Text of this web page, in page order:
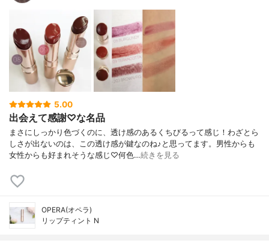
5.00
出会えて感謝♡な名品
まさにしっかり色づくのに、透け感のあるくちびるって感じ！わざとら
しさが出ないのは、この透け感が鍵なのね♪と思ってます。男性からも
女性からも好まれそうな感じ♡何色…続きを見る
OPERA(オペラ)
リップティント N